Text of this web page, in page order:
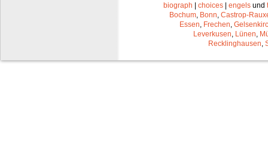
biograph | choices | engels und
Bochum Bonn Castrop-
Essen Frechen
Leverkusen Lünen
Recklinghausen